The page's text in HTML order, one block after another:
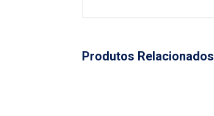
Produtos Relacionados